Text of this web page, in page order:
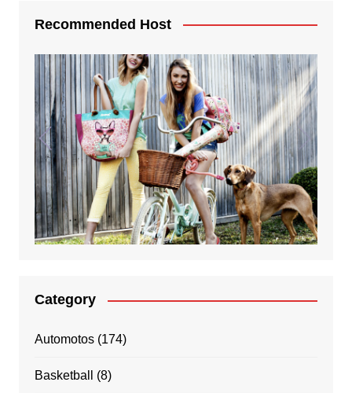
Recommended Host
Category
Automotos(174)
Basketball (8)